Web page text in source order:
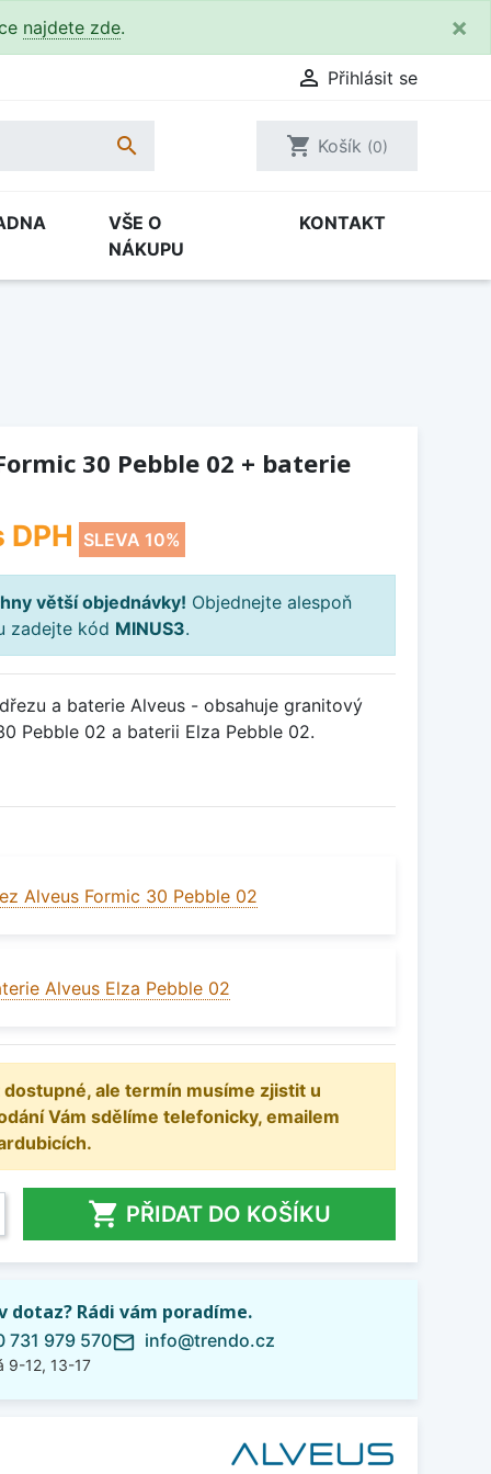
najdete zde. ×
 Přihlásit se
 shopping_cart Košík (0)
VŠE O
NÁKUPU
KONTAKT
30 Pebble 02 + baterie
DPH SLEVA 10%
větší objednávky! Objednejte alespoň
zadejte kód MINUS3.
a baterie Alveus - obsahuje granitový
Pebble 02 a baterii Elza Pebble 02.
Alveus Formic 30 Pebble 02
Alveus Elza Pebble 02
ale termín musíme zjistit u
Vám sdělíme telefonicky, emailem
 PŘIDAT DO KOŠÍKU
dotaz? Rádi vám poradíme.
731 979 570
9-12, 13-17
mail_outline info@trendo.cz